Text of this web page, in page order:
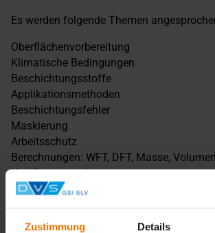
Zustimmung Details
Es werden folgende Themen
Oberflächenvorbereitung
Klimatische Bedingungen
Beschichtungsstoffe
Applikationsmethoden
Beschichtungsfehler
Maskierung
Arbeitsschutz
Berechnungen: WFT, DFT, Masse,
Verdünnerzugabe
Messtechnik praktisch: Klima,
Bresle- Test, Schichtdickenmessung,
Glanzgrad etc.